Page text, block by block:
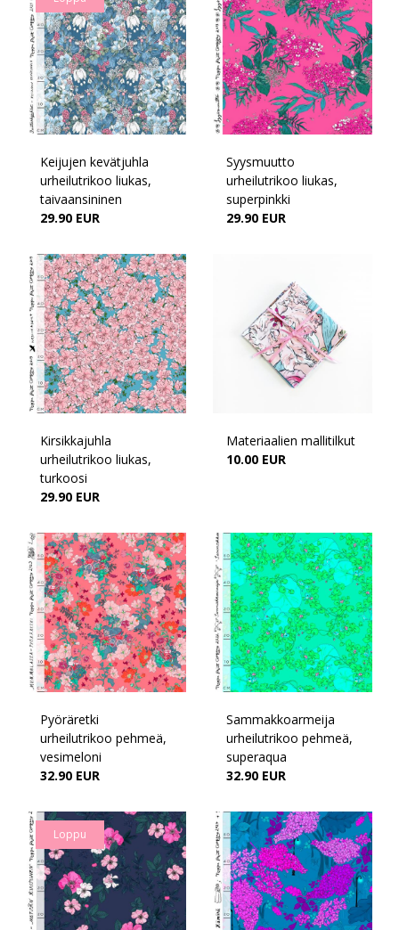
Keijujen kevätjuhla
urheilutrikoo liukas,
taivaansininen
29.90 EUR
Syysmuutto
urheilutrikoo liukas,
superpinkki
29.90 EUR
Kirsikkajuhla
urheilutrikoo liukas,
turkoosi
29.90 EUR
Materiaalien mallitilkut
10.00 EUR
Pyöräretki
urheilutrikoo pehmeä,
vesimeloni
32.90 EUR
Sammakkoarmeija
urheilutrikoo pehmeä,
superaqua
32.90 EUR
Loppu